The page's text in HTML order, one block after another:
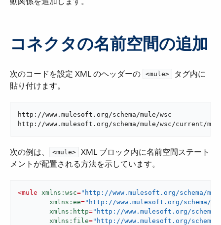
コネクタの名前空間の追加
次のコードを設定 XML のヘッダーの ​ <mule>
​ タグ内に
貼り付けます。
http://www.mulesoft.org/schema/mule/wsc
http://www.mulesoft.org/schema/mule/wsc/current/
次の例は、​ <mule>
​ XML ブロック内に名前空間ステート
メントが配置される方法を示しています。
<mule xmlns:wsc="http://www.mulesoft.org/schema/
xmlns:ee="http://www.mulesoft.org/schema/
xmlns:http="http://www.mulesoft.org/
xmlns:file="http://www.mulesoft.org/